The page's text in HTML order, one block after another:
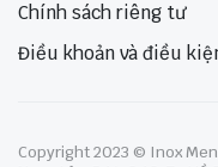
Chính sách riêng tư
Điều khoản và điều
Copyright 2023 © Inox